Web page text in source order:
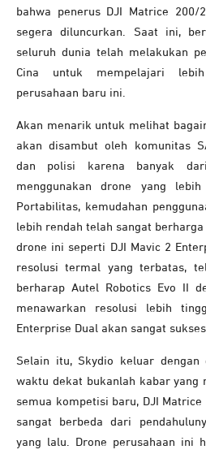
bahwa penerus DJI Matrice 200/
segera diluncurkan. Saat ini,
seluruh dunia telah melakukan
Cina untuk mempelajari
perusahaan baru ini.
Akan menarik untuk melihat
akan disambut oleh komunitas
dan polisi karena banyak
menggunakan drone yang
Portabilitas, kemudahan
lebih rendah telah sangat
drone ini seperti DJI Mavic 2
resolusi termal yang terbatas,
berharap Autel Robotics Evo II
menawarkan resolusi lebih
Enterprise Dual akan sangat sukses
Selain itu, Skydio keluar dengan
waktu dekat bukanlah kabar yang
semua kompetisi baru, DJI
sangat berbeda dari
yang lalu. Drone perusahaan ini